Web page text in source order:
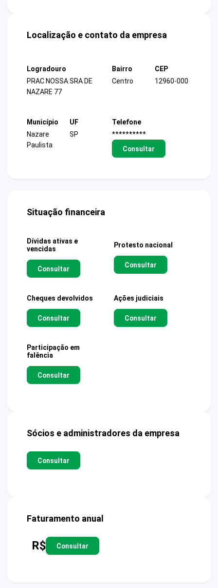
Localização e contato da empresa
Logradouro
PRAC NOSSA SRA DE
NAZARE 77
Bairro
Centro
CEP
12960-000
Município
Nazare
Paulista
UF
SP
Telefone
**********
Consultar
Situação financeira
Dívidas ativas e
vencidas
Consultar
Protesto nacional
Consultar
Cheques devolvidos
Consultar
Ações judiciais
Consultar
Participação em
falência
Consultar
Sócios e administradores da empresa
Consultar
Faturamento anual
R$ Consultar